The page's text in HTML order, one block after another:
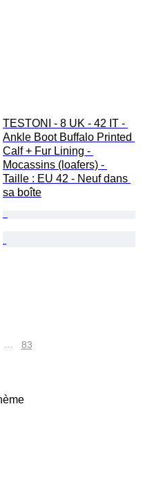
TESTONI - 8 UK - 42 IT -
Ankle Boot Buffalo Printed
Calf + Fur Lining -
Mocassins (loafers) -
Taille : EU 42 - Neuf dans
sa boîte
… 83